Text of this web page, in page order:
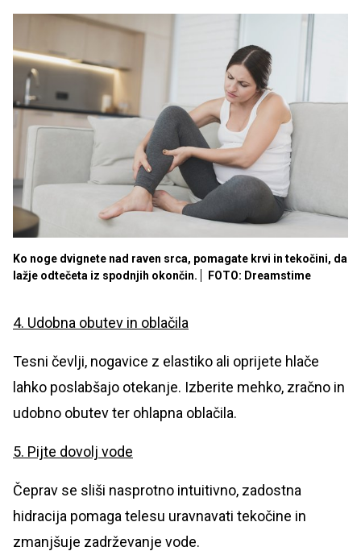
Ko noge dvignete nad raven srca, pomagate krvi in tekočini, da
lažje odtečeta iz spodnjih okončin.
FOTO: Dreamstime
4. Udobna obutev in oblačila
Tesni čevlji, nogavice z elastiko ali oprijete hlače
lahko poslabšajo otekanje. Izberite mehko, zračno in
udobno obutev ter ohlapna oblačila.
5. Pijte dovolj vode
Čeprav se sliši nasprotno intuitivno, zadostna
hidracija pomaga telesu uravnavati tekočine in
zmanjšuje zadrževanje vode.